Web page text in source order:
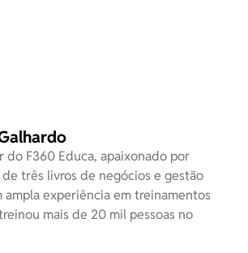
do F360 Educa, apaixonado por
três livros de negócios e gestão
ampla experiência em treinamentos
mais de 20 mil pessoas no